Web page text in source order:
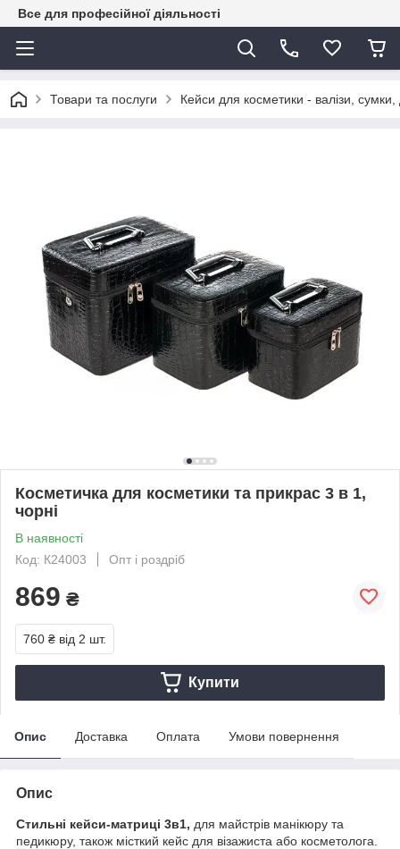
Все для професійної діяльності
Товари та послуги Кейси для косметики - валізи, сумки,
Косметичка для косметики та прикрас 3 в 1,
чорні
В наявності
Код: К24003
Опт і роздріб
869 ₴
760 ₴ від 2 шт.
Купити
Опис Доставка Оплата Умови повернення
Опис
Стильні кейси-матриці 3в1, для майстрів манікюру та
педикюру, також місткий кейс для візажиста або косметолога.